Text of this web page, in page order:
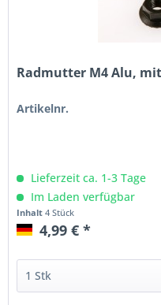
Radmutter M4 Alu,
Artikelnr.
Lieferzeit ca. 1-3 Tage
Im Laden verfügbar
Inhalt4 Stück
4,99 € *